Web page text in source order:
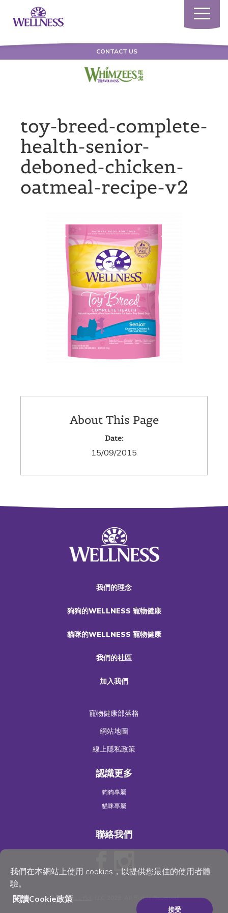
我們在本網站上使用 cookies，以提供您最佳的使用者體
驗。
閱讀Cookie政策
接受
Toggle
CONTACT US
toy-breed-complete-
health-senior-
deboned-chicken-
oatmeal-recipe-v2
About This Page
Date:
15/09/2015
我們的理念
狗狗的WELLNESS 寵物健康
貓咪的WELLNESS 寵物健康
我們的社區
加入我們
寵物健康部落格
網站地圖
線上隱私政策
認識更多
狗狗專屬
貓咪專屬
聯絡我們
©Wellness Pet , LLC 2023. All Rights Reserved